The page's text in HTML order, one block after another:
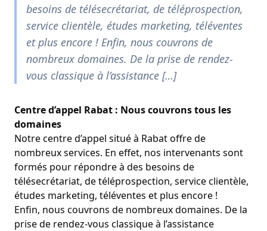
besoins de télésecrétariat, de téléprospection,
service clientèle, études marketing, téléventes
et plus encore ! Enfin, nous couvrons de
nombreux domaines. De la prise de rendez-
vous classique à l’assistance […]
Centre d’appel Rabat : Nous couvrons tous les
domaines
Notre centre d’appel situé à Rabat offre de
nombreux services. En effet, nos intervenants sont
formés pour répondre à des besoins de
télésecrétariat, detéléprospection, service clientèle,
études marketing, téléventes et plus encore !
Enfin, nous couvrons de nombreux domaines. De la
prise de rendez-vous classique à l’assistance